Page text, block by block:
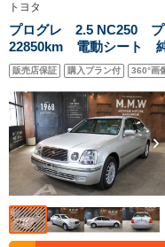
トヨタ
プログレ 2.5 NC250
22850km 電動シート
ETC
販売店保証 購入プラン付 360°画